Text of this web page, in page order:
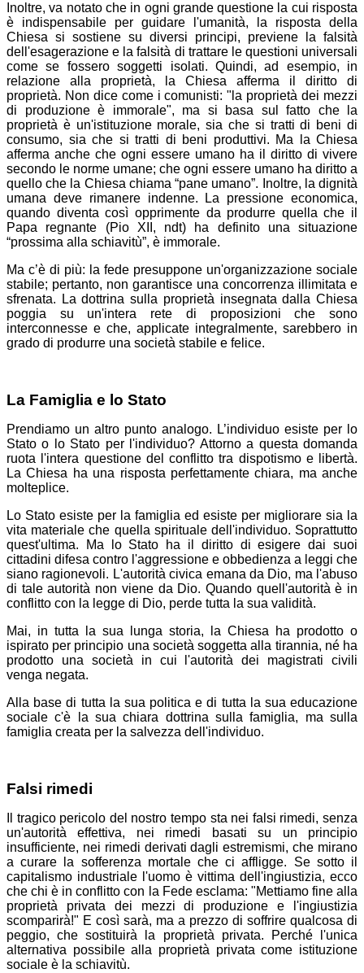
Inoltre, va notato che in ogni grande questione la cui risposta
è indispensabile per guidare l'umanità, la risposta della
Chiesa si sostiene su diversi principi, previene la falsità
dell'esagerazione e la falsità di trattare le questioni universali
come se fossero soggetti isolati. Quindi, ad esempio, in
relazione alla proprietà, la Chiesa afferma il diritto di
proprietà. Non dice come i comunisti: "la proprietà dei mezzi
di produzione è immorale", ma si basa sul fatto che la
proprietà è un'istituzione morale, sia che si tratti di beni di
consumo, sia che si tratti di beni produttivi. Ma la Chiesa
afferma anche che ogni essere umano ha il diritto di vivere
secondo le norme umane; che ogni essere umano ha diritto a
quello che la Chiesa chiama “pane umano”. Inoltre, la dignità
umana deve rimanere indenne. La pressione economica,
quando diventa così opprimente da produrre quella che il
Papa regnante (Pio XII, ndt) ha definito una situazione
“prossima alla schiavitù”, è immorale.
Ma c’è di più: la fede presuppone un'organizzazione sociale
stabile; pertanto, non garantisce una concorrenza illimitata e
sfrenata. La dottrina sulla proprietà insegnata dalla Chiesa
poggia su un'intera rete di proposizioni che sono
interconnesse e che, applicate integralmente, sarebbero in
grado di produrre una società stabile e felice.
La Famiglia e lo Stato
Prendiamo un altro punto analogo. L’individuo esiste per lo
Stato o lo Stato per l'individuo? Attorno a questa domanda
ruota l'intera questione del conflitto tra dispotismo e libertà.
La Chiesa ha una risposta perfettamente chiara, ma anche
molteplice.
Lo Stato esiste per la famiglia ed esiste per migliorare sia la
vita materiale che quella spirituale dell'individuo. Soprattutto
quest'ultima. Ma lo Stato ha il diritto di esigere dai suoi
cittadini difesa contro l'aggressione e obbedienza a leggi che
siano ragionevoli. L'autorità civica emana da Dio, ma l'abuso
di tale autorità non viene da Dio. Quando quell'autorità è in
conflitto con la legge di Dio, perde tutta la sua validità.
Mai, in tutta la sua lunga storia, la Chiesa ha prodotto o
ispirato per principio una società soggetta alla tirannia, né ha
prodotto una società in cui l'autorità dei magistrati civili
venga negata.
Alla base di tutta la sua politica e di tutta la sua educazione
sociale c'è la sua chiara dottrina sulla famiglia, ma sulla
famiglia creata per la salvezza dell'individuo.
Falsi rimedi
Il tragico pericolo del nostro tempo sta nei falsi rimedi, senza
un'autorità effettiva, nei rimedi basati su un principio
insufficiente, nei rimedi derivati ​​dagli estremismi, che mirano
a curare la sofferenza mortale che ci affligge. Se sotto il
capitalismo industriale l'uomo è vittima dell'ingiustizia, ecco
che chi è in conflitto con la Fede esclama: "Mettiamo fine alla
proprietà privata dei mezzi di produzione e l'ingiustizia
scomparirà!" E così sarà, ma a prezzo di soffrire qualcosa di
peggio, che sostituirà la proprietà privata. Perché l'unica
alternativa possibile alla proprietà privata come istituzione
sociale è la schiavitù.